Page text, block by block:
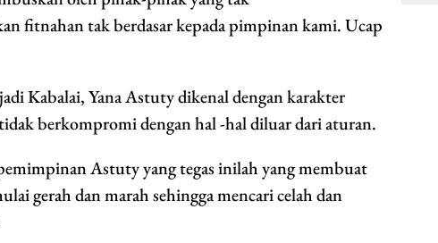
fitnahan tak berdasar kepada pimpinan kami. Ucap
Kabalai, Yana Astuty dikenal dengan karakter
berkompromi dengan hal -hal diluar dari aturan.
Astuty yang tegas inilah yang membuat
gerah dan marah sehingga mencari celah dan